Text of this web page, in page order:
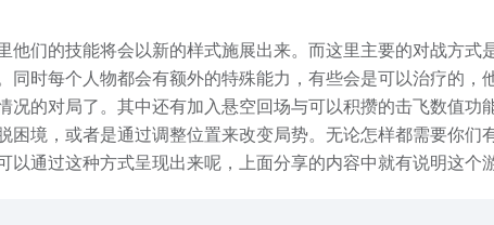
们的技能将会以新的样式施展出来。而这里主要的对战方式
时每个人物都会有额外的特殊能力，有些会是可以治疗的，
的对局了。其中还有加入悬空回场与可以积攒的击飞数值功
境，或者是通过调整位置来改变局势。无论怎样都需要你们
通过这种方式呈现出来呢，上面分享的内容中就有说明这个